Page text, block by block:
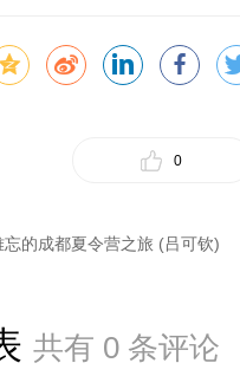
0
忘的成都夏令营之旅 (吕可钦)
共有 0 条评论